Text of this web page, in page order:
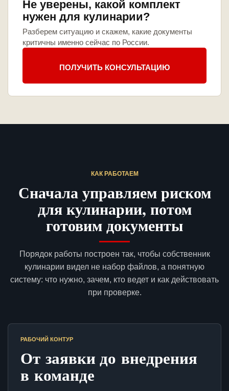
Не уверены, какой комплект
нужен для кулинарии?
Разберем ситуацию и скажем, какие документы
критичны именно сейчас по России.
ПОЛУЧИТЬ КОНСУЛЬТАЦИЮ
КАК РАБОТАЕМ
Сначала управляем риском
для кулинарии, потом
готовим документы
Порядок работы построен так, чтобы собственник
кулинарии видел не набор файлов, а понятную
систему: что нужно, зачем, кто ведет и как действовать
при проверке.
РАБОЧИЙ КОНТУР
От заявки до внедрения
в команде